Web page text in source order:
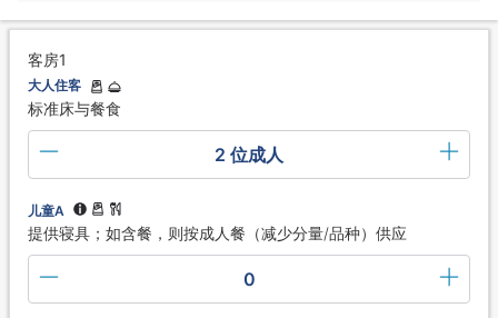
客房1
大人住客
标准床与餐食
2 位成人
儿童A
提供寝具；如含餐，则按成人餐（减少分量/品种）供应
0